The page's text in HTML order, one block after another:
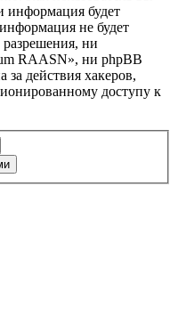
информация будет
не будет
ни
RAASN», ни phpBB
за действия хакеров,
доступу к